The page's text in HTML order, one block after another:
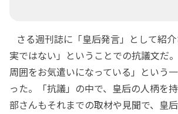
さる週刊誌に「皇后発言」として紹
実ではない」ということでの抗議文だ
周囲をお気遣いになっている」という
った。「抗議」の中で、皇后の人柄を
部さんもそれまでの取材や見聞で、皇